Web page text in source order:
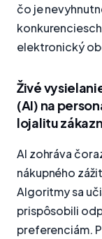
čo je
elektronický
Živé
(AI) na
lojalitu
AI zohráva
nákupného
Algoritmy sa
prispôsobili
preferenciám.